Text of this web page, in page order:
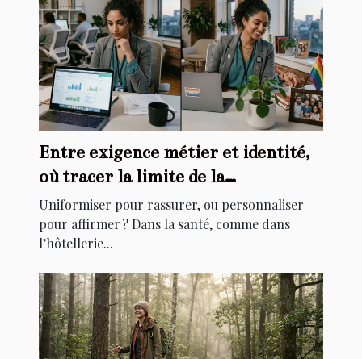
Entre exigence métier et identité,
où tracer la limite de la
personnalisation ?
Uniformiser pour rassurer, ou personnaliser
pour affirmer ? Dans la santé, comme dans
l’hôtellerie...